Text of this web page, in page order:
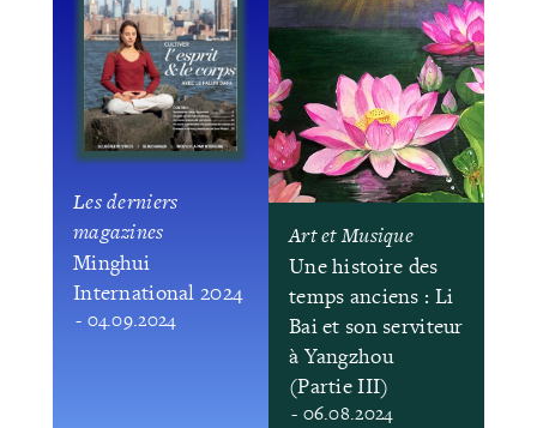
Les derniers
magazines
Minghui
International 2024
- 04.09.2024
Art et Musique
Une histoire des
temps anciens : Li
Bai et son serviteur
à Yangzhou
(Partie III)
- 06.08.2024